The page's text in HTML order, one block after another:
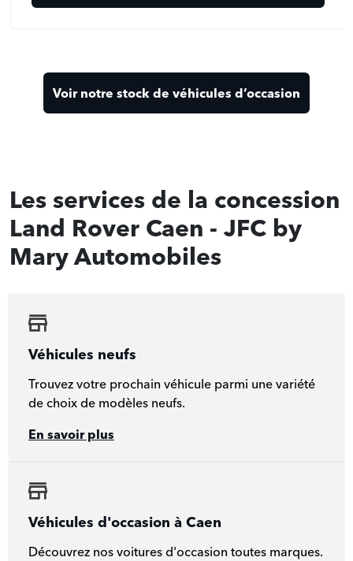
Voir notre stock de véhicules d’occasion
Les services de la concession
Land Rover Caen - JFC by
Mary Automobiles
Véhicules neufs
Trouvez votre prochain véhicule parmi une variété
de choix de modèles neufs.
En savoir plus
Véhicules d'occasion à Caen
Découvrez nos voitures d'occasion toutes marques.